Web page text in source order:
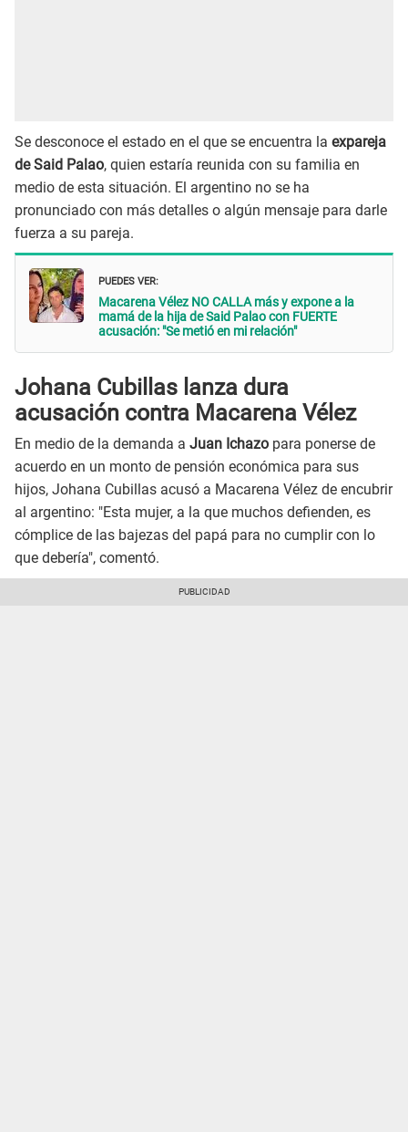
Se desconoce el estado en el que se encuentra la expareja
de Said Palao, quien estaría reunida con su familia en
medio de esta situación. El argentino no se ha
pronunciado con más detalles o algún mensaje para darle
fuerza a su pareja.
PUEDES VER:
Macarena Vélez NO CALLA más y expone a la
mamá de la hija de Said Palao con FUERTE
acusación: "Se metió en mi relación"
Johana Cubillas lanza dura
acusación contra Macarena Vélez
En medio de la demanda a Juan Ichazo para ponerse de
acuerdo en un monto de pensión económica para sus
hijos, Johana Cubillas acusó a Macarena Vélez de encubrir
al argentino: "Esta mujer, a la que muchos defienden, es
cómplice de las bajezas del papá para no cumplir con lo
que debería", comentó.